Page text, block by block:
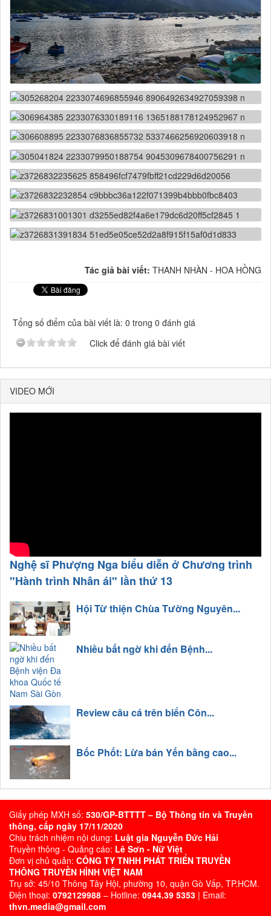
Tác giả bài viết: THANH NHÀN - HOA HỒNG
Tổng số điểm của bài viết là: 0 trong 0 đánh giá
Click để đánh giá bài viết
VIDEO MỚI
Nghệ sĩ Phượng Nga biểu diễn ở Chương trình
"Hành trình Nhân ái" lần thứ 13
Hội Từ thiện Chùa Tường Nguyên...
Nhiều bất ngờ khi đến Bệnh...
Review câu cá trên biển Côn...
Bốc Phốt: Lừa bán Yến bằng cao...
Giấy phép MXH số: 530/GP-BTTTT – Bộ Thông tin và Truyền
thông, cấp ngày 17/11/2020
Chịu trách nhiệm nội dung: Luật gia Nguyễn Đức Hải
Truyền thông - Quảng cáo: Lê Sơn - Nữ Việt
Đơn vị chủ quản: CÔNG TY TNHH PHÁT TRIỂN TRUYỀN
THÔNG TRUYỀN HÌNH VIỆT NAM
Trụ sở: 45/10 Thông Tây Hội, phường 10, quận Gò Vấp, TP.HCM.
Điện thoại: 0792129988 – Hotline: 0944.39 5353 | Email:
thvn.media@gmail.com